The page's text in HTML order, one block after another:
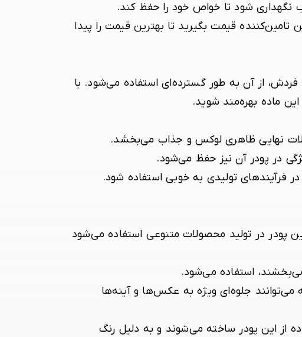
نگهداری شود تا خواص خود را حفظ کند.
قیمت بگیرید تا بهترین قیمت را پیدا
از آن به طور گسترده‌ای استفاده می‌شود. با
ماده بهره‌مند شوید.
نهایی ظاهری لوکس و جذاب می‌بخشد.
در پودر آن نیز حفظ می‌شود.
تولیدی به خوبی استفاده شود.
پودر در تولید محصولات متنوعی استفاده می‌شود
استفاده می‌شود.
جلوه‌ای ویژه به عکس‌ها و آینه‌ها
از این پودر ساخته می‌شوند و به دلیل رنگ